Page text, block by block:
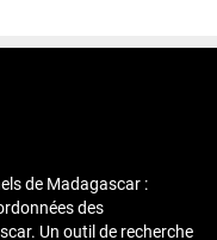
de Madagascar :
des
Un outil de recherche